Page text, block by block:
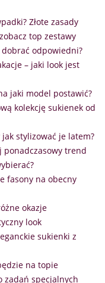
Złote zasady
top zestawy
odpowiedni?
– jaki look jest
jaki model postawić?
kolekcję sukienek od
stylizować je latem?
ponadczasowy trend
fasony na obecny
okazje
look
sukienki z
na topie
zadań specjalnych